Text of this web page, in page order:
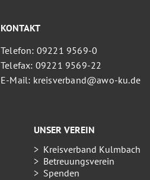
KONTAKT
Telefon: 09221 9569-0
Telefax: 09221 9569-22
E-Mail: kreisverband@awo-ku.de
UNSER VEREIN
Kreisverband Kulmbach
Betreuungsverein
Spenden